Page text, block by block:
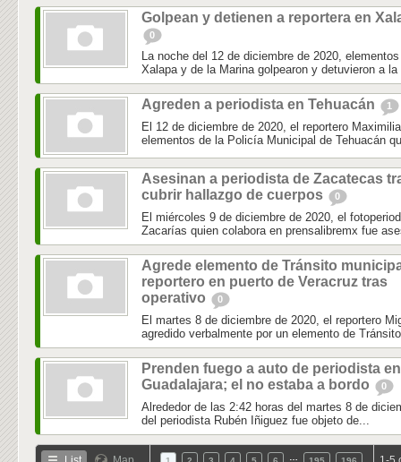
Golpean y detienen a reportera en
0
La noche del 12 de diciembre de 2020,
Xalapa y de la Marina golpearon y detuvieron a la
Agreden a periodista en Tehuacán 1
El 12 de diciembre de 2020, el reportero
elementos de la Policía Municipal de Tehuacán
Asesinan a periodista de Zacatecas
cubrir hallazgo de cuerpos
0
El miércoles 9 de diciembre de 2020, el
Zacarías quien colabora en prensalibremx fue
Agrede elemento de Tránsito
reportero en puerto de Veracruz tras
operativo
0
El martes 8 de diciembre de 2020, el reportero
agredido verbalmente por un elemento de
Prenden fuego a auto de periodista en
Guadalajara; el no estaba a bordo
0
Alrededor de las 2:42 horas del martes 8 de
del periodista Rubén Iñiguez fue objeto de...